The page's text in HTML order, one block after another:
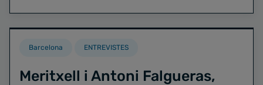
Barcelona ENTREVISTES
Meritxell i Antoni Falgueras,